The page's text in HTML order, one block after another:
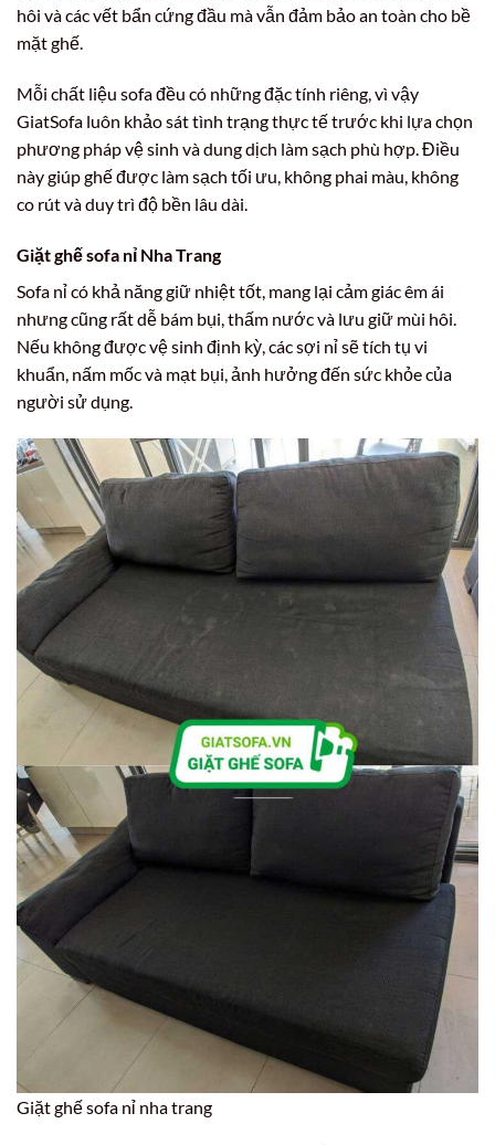
hôi và các vết bẩn cứng đầu mà vẫn đảm bảo an toàn cho bề
mặt ghế.
Mỗi chất liệu sofa đều có những đặc tính riêng, vì vậy
GiatSofa luôn khảo sát tình trạng thực tế trước khi lựa chọn
phương pháp vệ sinh và dung dịch làm sạch phù hợp. Điều
này giúp ghế được làm sạch tối ưu, không phai màu, không
co rút và duy trì độ bền lâu dài.
Giặt ghế sofa nỉ Nha Trang
Sofa nỉ có khả năng giữ nhiệt tốt, mang lại cảm giác êm ái
nhưng cũng rất dễ bám bụi, thấm nước và lưu giữ mùi hôi.
Nếu không được vệ sinh định kỳ, các sợi nỉ sẽ tích tụ vi
khuẩn, nấm mốc và mạt bụi, ảnh hưởng đến sức khỏe của
người sử dụng.
Giặt ghế sofa nỉ nha trang